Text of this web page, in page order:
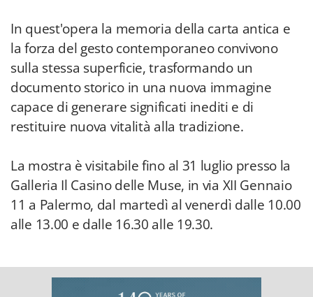
In quest'opera la memoria della carta antica e
la forza del gesto contemporaneo convivono
sulla stessa superficie, trasformando un
documento storico in una nuova immagine
capace di generare significati inediti e di
restituire nuova vitalità alla tradizione.
La mostra è visitabile fino al 31 luglio presso la
Galleria Il Casino delle Muse, in via XII Gennaio
11 a Palermo, dal martedì al venerdì dalle 10.00
alle 13.00 e dalle 16.30 alle 19.30.